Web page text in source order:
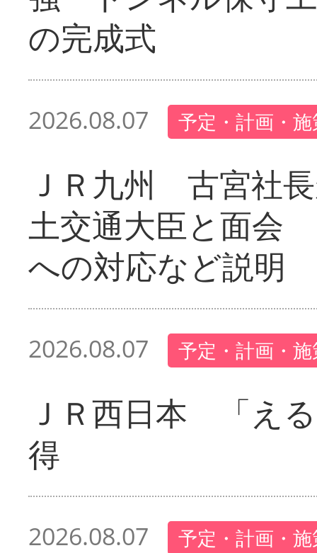
の完成式
2026.08.07 予定・計画・
ＪＲ九州 古宮社
土交通大臣と面会
への対応など説明
2026.08.07 予定・計画・
ＪＲ西日本 「え
得
2026.08.07 予定・計画・